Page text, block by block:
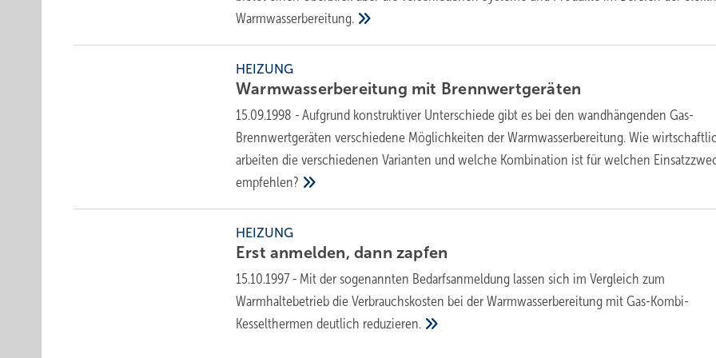
Warmwasserbereitung.
HEIZUNG
Warmwasserbereitung mit Brennwertgeräten
15.09.1998 - Aufgrund konstruktiver Unterschiede gibt es bei den wandhängenden Gas-
Brennwertgeräten verschiedene Möglichkeiten der Warmwasserbereitung. Wie
arbeiten die verschiedenen Varianten und welche Kombination ist für welchen
empfehlen?
HEIZUNG
Erst anmelden, dannzapfen
15.10.1997 - Mit der sogenannten Bedarfsanmeldung lassen sich im Vergleich zum
Warmhaltebetrieb die Verbrauchskosten bei der Warmwasserbereitung mit Gas-Kombi-
Kesselthermen deutlich reduzieren.